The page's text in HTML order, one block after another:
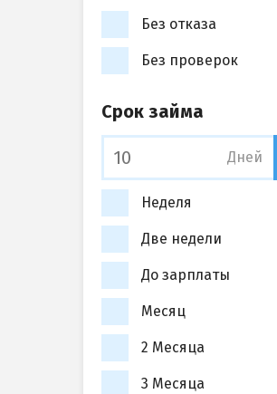
Без отказа
Без проверок
Срок займа
Дней
Неделя
Две недели
До зарплаты
Месяц
2 Месяца
3 Месяца